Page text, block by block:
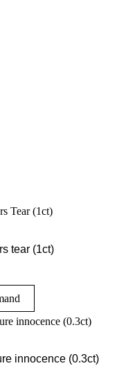
tear (1ct)
innocence (0.3ct)